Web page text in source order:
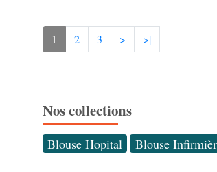
1 2 3 > >|
Nos collections
Blouse Hopital Blouse